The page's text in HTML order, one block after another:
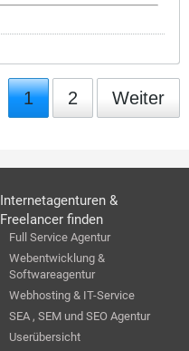
1 2 Weiter
Internetagenturen &
Freelancer finden
Full Service Agentur
Webentwicklung &
Softwareagentur
Webhosting & IT-Service
SEA , SEM und SEO Agentur
Userübersicht